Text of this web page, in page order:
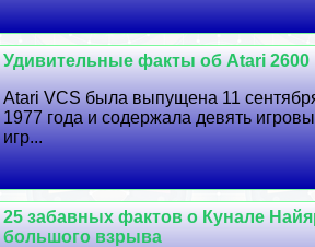
Удивительные факты об Atari 2600
Atari VCS была выпущена 11
1977 года и содержала девять
игр...
25 забавных фактов о Кунале
большого взрыва